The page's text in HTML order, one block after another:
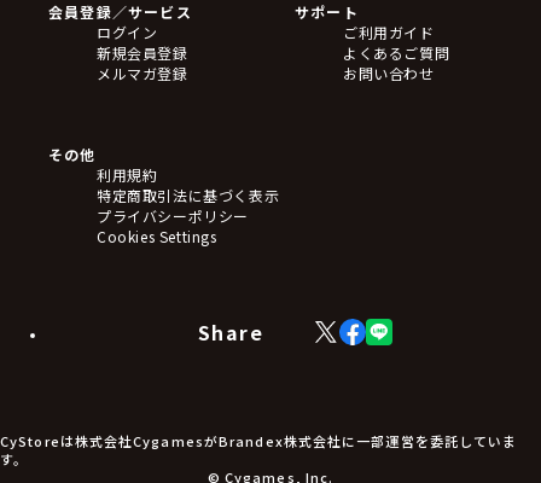
フィギュア
アクリルスタンド
バッジ
キーホルダー・ストラップ
ステッカー・シール・カード
タペストリー・ポスター
アームサポーター
ブレードホルダー
食品・飲料品
アパレル小物
アクセサリー
会員登録／サービス
ログイン
新規会員登録
メルマガ登録
サポート
ご利用ガイド
よくあるご質問
お問い合わせ
その他
利用規約
特定商取引法に基づく表示
プライバシーポリシー
Cookies Settings
Share
X
(Twitter)
Facebook
LINE
CyStoreは株式会社CygamesがBrandex株式会社に一部運営を委託していま
す。
© Cygames, Inc.